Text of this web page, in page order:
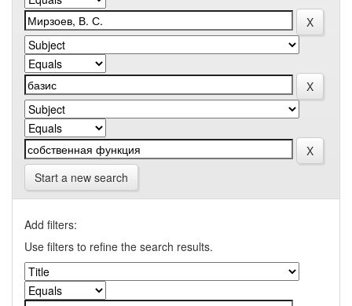
Start a new search
Add filters:
Use filters to refine the search results.